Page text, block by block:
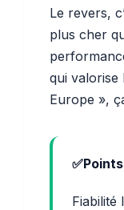
Le revers,
plus cher
qui valorise
Europe »,
Fiabilité